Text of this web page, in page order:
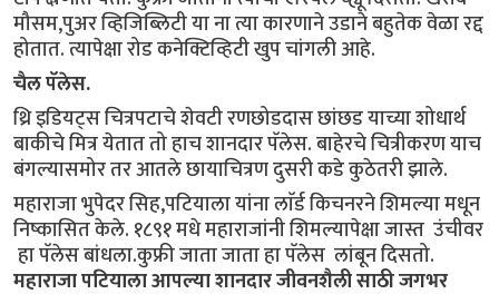
मौसम,पुअर व्हिजिब्लिटी या ना त्या कारणाने उडाने बहुतेक वेळा रद्द
होतात. त्यापेक्षा रोड कनेक्टिव्हिटी खुप चांगली आहे.
चैल पॅलेस.
थ्रि इडियट्स चित्रपटाचे शेवटी रणछोडदास छांछड याच्या शोधार्थ
बाकीचे मित्र येतात तो हाच शानदार पॅलेस. बाहेरचे चित्रीकरण याच
बंगल्यासमोर तर आतले छायाचित्रण दुसरी कडे कुठेतरी झाले.
महाराजा भुपेदर सिह,पटियाला यांना लाॅर्ड किचनरने शिमल्या मधून
निष्कासित केले. १८९१ मधे महाराजांनी शिमल्यापेक्षा जास्त उंचीवर
हा पॅलेस बांधला.कुफ्री जाता जाता हा पॅलेस लांबून दिसतो.
महाराजा पटियाला आपल्या शानदार जीवनशैली साठी जगभर